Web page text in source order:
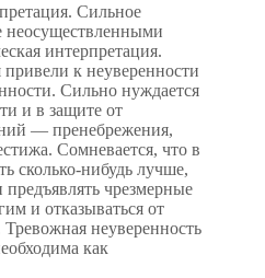
Сильное
неосуществленными
интерпретация.
к неуверенности
Сильно нуждается
и в защите от
— пренебрежения,
Сомневается, что в
сколько-нибудь лучше,
чрезмерные
и отказываться от
неуверенность
как